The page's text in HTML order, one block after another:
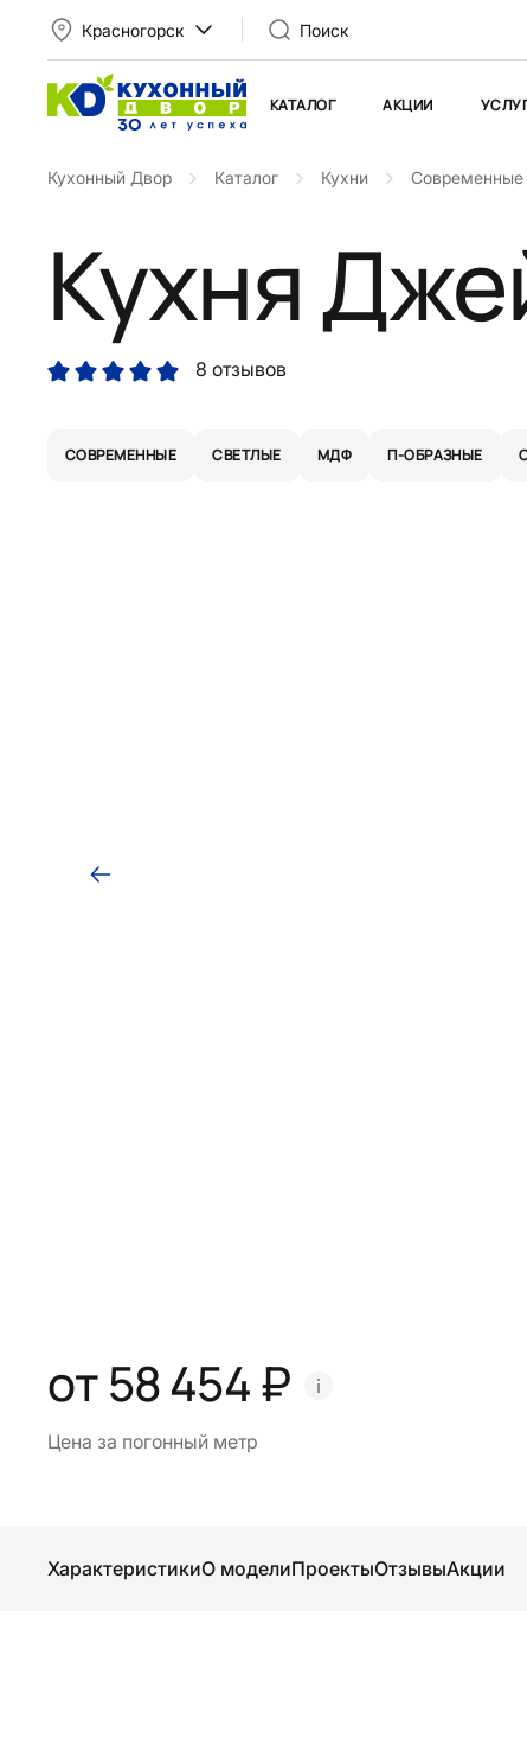
Красногорск Поиск
КАТАЛОГ АКЦИИ
Кухонный Двор Каталог Кухни Современные
Кухня
8 отзывов
СОВРЕМЕННЫЕ СВЕТЛЫЕ МДФ П-ОБРАЗНЫЕ
от 58 454 ₽
Цена за погонный метр
ХарактеристикиО моделиПроектыОтзывыАкции